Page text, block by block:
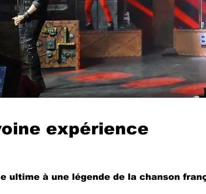
expérience
ultime à une légende de la chanson